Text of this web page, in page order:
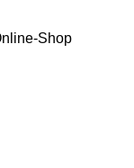
Shop